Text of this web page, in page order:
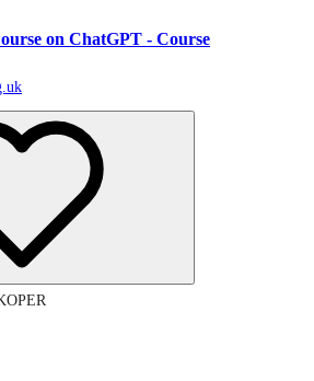
on ChatGPT - Course